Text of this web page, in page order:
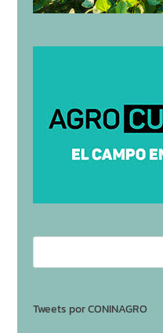
Tweets por CONINAGRO